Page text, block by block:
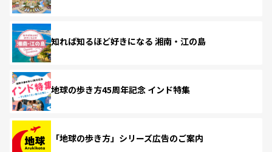
知れば知るほど好きになる 湘南・江の島
地球の歩き方45周年記念 インド特集
「地球の歩き方」シリーズ広告のご案内